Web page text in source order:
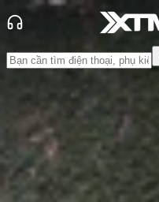
Tin tức
Tin Mới
Tin Mới
Đánh Giá - Trên
mãiThủ thuật Hỏi đáp
hàng - Sự kiện